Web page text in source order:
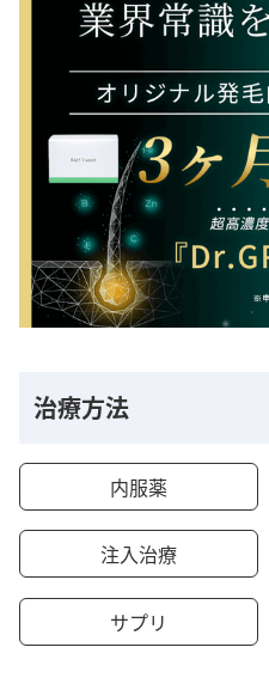
治療方法
内服薬
注入治療
サプリ